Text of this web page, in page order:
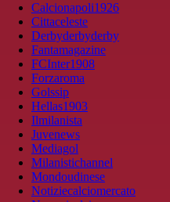
Calcionapoli1926
Cittaceleste
Derbyderbyderby
Fantamagazine
FCInter1908
Forzaroma
Golssip
Hellas1903
Ilmilanista
Juvenews
Mediagol
Milanistichannel
Mondoudinese
Notiziecalciomercato